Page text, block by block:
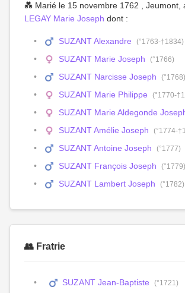
💑 Marié le 15 novembre 1762 , Jeumont,
LEGAY Marie Joseph dont :
SUZANT Alexandre (°1763-†1834)
SUZANT Marie Joseph (°1766)
SUZANT Narcisse Joseph (°1768)
SUZANT Marie Philippe (°1770-
SUZANT Marie Aldegonde
SUZANT Amélie Joseph (°1774-
SUZANT Antoine Joseph (°1777)
SUZANT François Joseph (°1779)
SUZANT Lambert Joseph (°1782)
👥 Fratrie
SUZANT Jean-Baptiste (°1721)